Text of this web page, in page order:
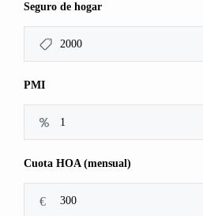
Seguro de hogar
PMI
Cuota HOA (mensual)
€